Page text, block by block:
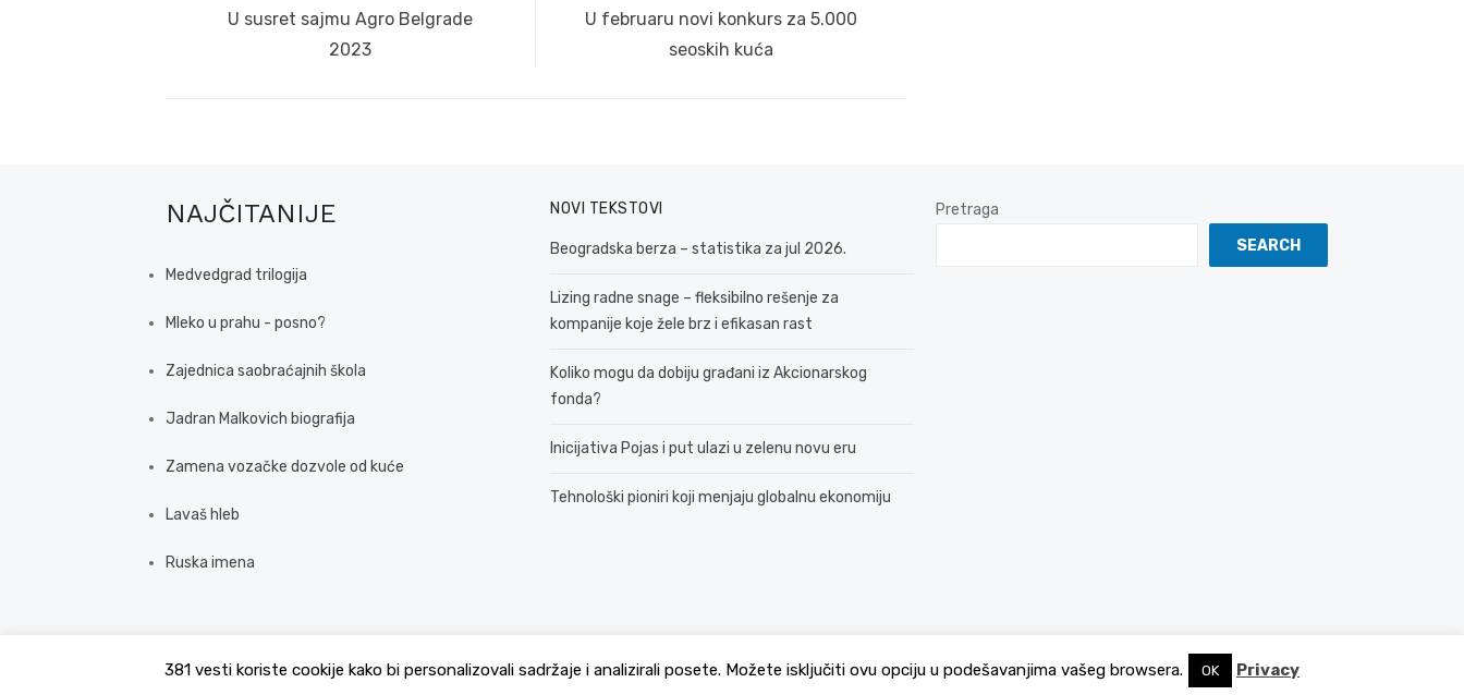
navigation
Previous
U susret sajmu Agro Belgrade
2023
Next
U februaru novi konkurs za 5.000
seoskih kuća
NAJČITANIJE
Medvedgrad trilogija
Mleko u prahu - posno?
Zajednica saobraćajnih škola
Jadran Malkovich biografija
Zamena vozačke dozvole od kuće
Lavaš hleb
Ruska imena
NOVI TEKSTOVI
Beogradska berza – statistika za jul 2026.
Lizing radne snage – fleksibilno rešenje za
kompanije koje žele brz i efikasan rast
Koliko mogu da dobiju građani iz Akcionarskog
fonda?
Inicijativa Pojas i put ulazi u zelenu novu eru
Tehnološki pioniri koji menjaju globalnu ekonomiju
Pretraga
SEARCH
381 vesti koriste cookije kako bi personalizovali sadržaje i analizirali posete. Možete isključiti ovu opciju u podešavanjima vašeg browsera. OK Privacy